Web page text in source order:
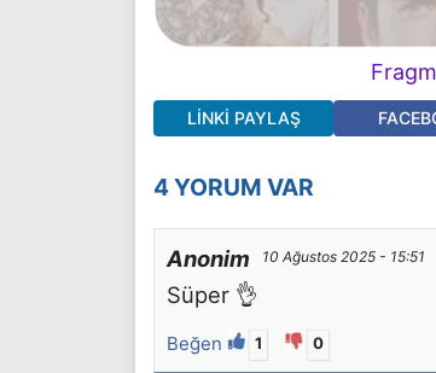
LINKI PAYLAŞ
4 YORUM VAR
Anonim 10 Ağustos 2025 - 15:51
Süper 👌
Beğen 1 0